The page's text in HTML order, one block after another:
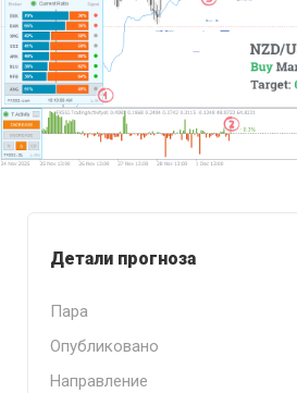
Детали прогноза
Пара
Опубликовано
Направление